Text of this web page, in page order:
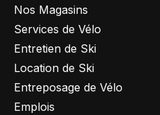
Nos Magasins
Services de Vélo
Entretien de Ski
Location de Ski
Entreposage de Vélo
Emplois